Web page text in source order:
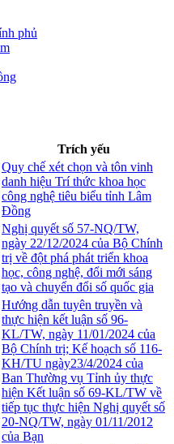
phủ
Trích yếu
Quy chế xét chọn và tôn vinh
danh hiệu Trí thức khoa học
công nghệ tiêu biểu tỉnh Lâm
Đồng
Nghị quyết số 57-NQ/TW,
ngày 22/12/2024 của Bộ Chính
trị về đột phá phát triển khoa
học, công nghệ, đổi mới sáng
tạo và chuyển đổi số quốc gia
Hướng dẫn tuyên truyền và
thực hiện kết luận số 96-
KL/TW, ngày 11/01/2024 của
Bộ Chính trị; Kế hoạch số 116-
KH/TU ngày23/4/2024 của
Ban Thường vụ Tỉnh ủy thực
hiện Kết luận số 69-KL/TW về
tiếp tục thực hiện Nghị quyết số
20-NQ/TW, ngày 01/11/2012
của Bạn